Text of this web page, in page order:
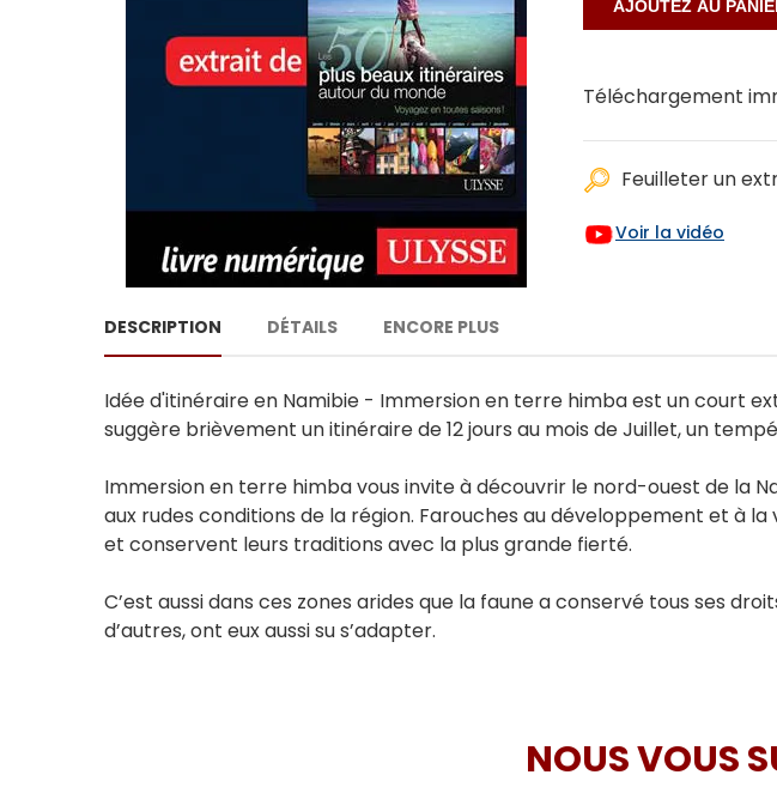
Téléchargement
Feuilleter un
Voir la vidéo
DESCRIPTION DÉTAILS ENCORE PLUS
Idée d'itinéraire en Namibie - Immersion en terre himba est un court
suggère brièvement un itinéraire de 12 jours au mois de Juillet, un
Immersion en terre himba vous invite à découvrir le nord-ouest de la
aux rudes conditions de la région. Farouches au développement et à
et conservent leurs traditions avec la plus grande fierté.
C’est aussi dans ces zones arides que la faune a conservé tous ses
d’autres, ont eux aussi su s’adapter.
NOUS VOUS